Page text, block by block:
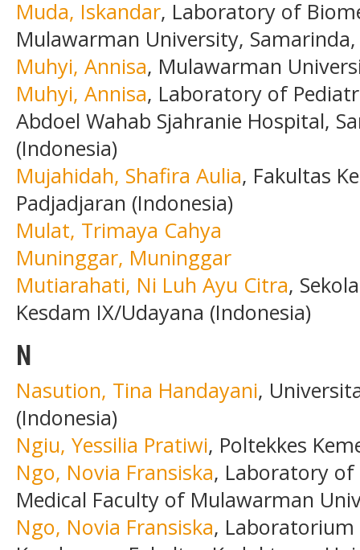
Muda, Iskandar, Laboratory of
Mulawarman University,
Muhyi, Annisa, Mulawarman
Muhyi, Annisa, Laboratory of
Abdoel Wahab Sjahranie Hospital,
(Indonesia)
Mujahidah, Shafira Aulia, Fakultas
Padjadjaran (Indonesia)
Mulat, Trimaya Cahya
Muninggar, Muninggar
Mutiarahati, Ni Luh Ayu Citra,
Kesdam IX/Udayana (Indonesia)
N
Nasution, Tina Handayani,
(Indonesia)
Ngiu, Yessilia Pratiwi, Poltekkes
Ngo, Novia Fransiska, Laboratory of
Medical Faculty of Mulawarman
Ngo, Novia Fransiska, Laboratorium